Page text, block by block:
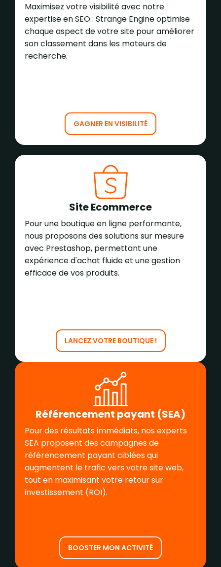
Maximisez votre visibilité avec notre
expertise en SEO : Strange Engine optimise
chaque aspect de votre site pour améliorer
son classement dans les moteurs de
recherche.
GAGNER EN VISIBILITÉ
Site Ecommerce
Pour une boutique en ligne performante,
nous proposons des solutions sur mesure
avec Prestashop, permettant une
expérience d'achat fluide et une gestion
efficace de vos produits.
LANCEZ VOTRE BOUTIQUE !
Référencement payant (SEA)
Pour des résultats immédiats, nos experts
SEA proposent des campagnes de
référencement payant ciblées qui
augmentent le trafic vers votre site web,
tout en maximisant votre retour sur
investissement (ROI).
BOOSTER MON ACTIVITÉ